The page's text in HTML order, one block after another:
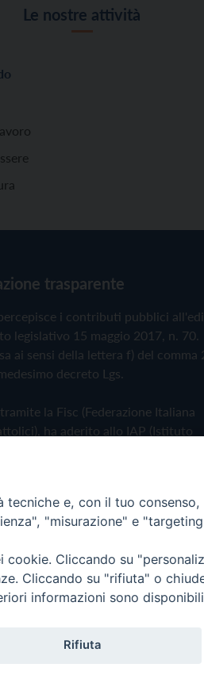
Le nostre attività
trasparente
i contributi pubblici
legislativo 15 maggio 2017, n. 70.
ai sensi della lettera f) del comma
decreto Lgs.
la Fisc (Federazione Italiana
ha aderito allo IAP (Istituto
Cookie Policye, con il tuo
"misurazione" e
Cliccando su
Cliccando su "rifiuta" o
informazioni sono
Rifiuta